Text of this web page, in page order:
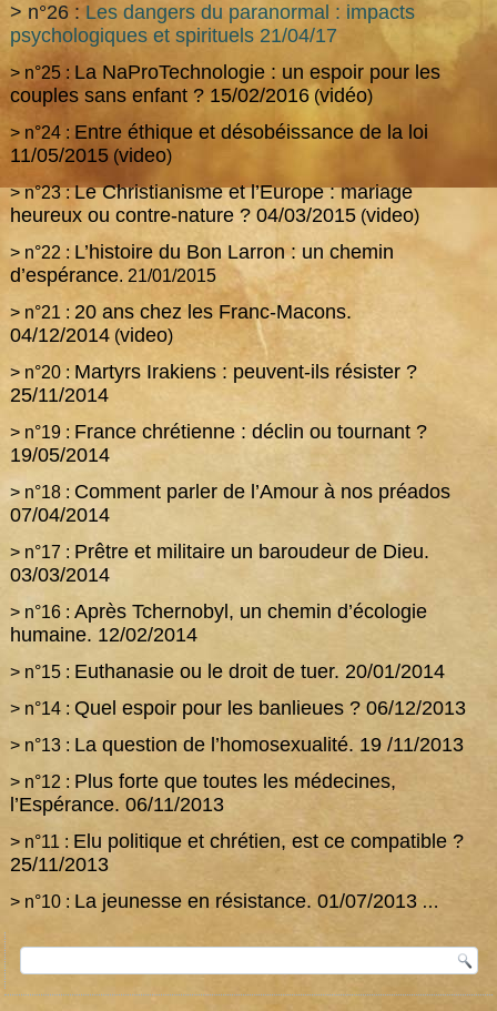
> n°26 : Les dangers du paranormal : impacts
psychologiques et spirituels 21/04/17
> n°25 : La NaProTechnologie : un espoir pour les
couples sans enfant ? 15/02/2016 (vidéo)
> n°24 : Entre éthique et désobéissance de la loi
11/05/2015 (video)
> n°23 :Le Christianisme et l’Europe : mariage
heureux ou contre-nature ? 04/03/2015 (video)
> n°22 : L’histoire du Bon Larron : un chemin
d’espérance. 21/01/2015
> n°21 : 20 ans chez les Franc-Macons.
04/12/2014 (video)
> n°20 : Martyrs Irakiens : peuvent-ils résister ?
25/11/2014
> n°19 : France chrétienne : déclin ou tournant ?
19/05/2014
> n°18 : Comment parler de l’Amour à nos préados
07/04/2014
> n°17 : Prêtre et militaire un baroudeur de Dieu.
03/03/2014
> n°16 :Après Tchernobyl, un chemin d’écologie
humaine. 12/02/2014
> n°15 : Euthanasie ou le droit de tuer. 20/01/2014
> n°14 : Quel espoir pour les banlieues ? 06/12/2013
> n°13 : La question de l’homosexualité. 19 /11/2013
> n°12 : Plus forte que toutes les médecines,
l’Espérance. 06/11/2013
> n°11 : Elu politique et chrétien, est ce compatible ?
25/11/2013
> n°10 : La jeunesse en résistance. 01/07/2013 …